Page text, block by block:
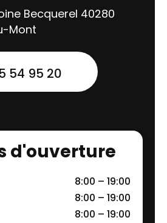
Becquerel 40280
Mont
54 95 20
d'ouverture
8:00 – 19:00
8:00 – 19:00
8:00 – 19:00